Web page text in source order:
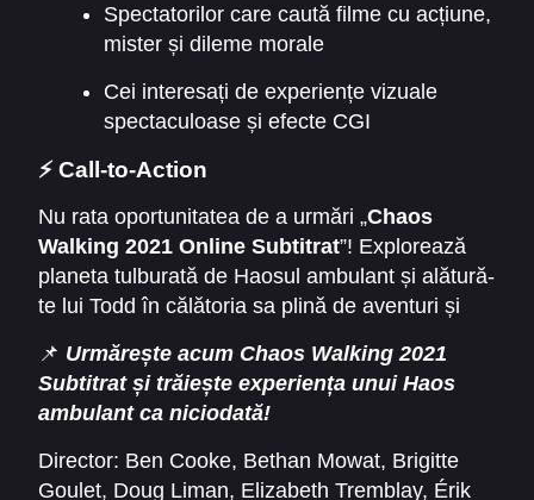
Spectatorilor care caută filme cu acțiune,
mister și dileme morale
Cei interesați de experiențe vizuale
spectaculoase și efecte CGI
⚡ Call-to-Action
Nu rata oportunitatea de a urmări „Chaos
Walking 2021 Online Subtitrat”! Explorează
planeta tulburată de Haosul ambulant și alătură-
te lui Todd în călătoria sa plină de aventuri și
📌 Urmărește acum Chaos Walking 2021
Subtitrat și trăiește experiența unui Haos
ambulant ca niciodată!
Director: Ben Cooke, Bethan Mowat, Brigitte
Goulet, Doug Liman, Elizabeth Tremblay, Érik